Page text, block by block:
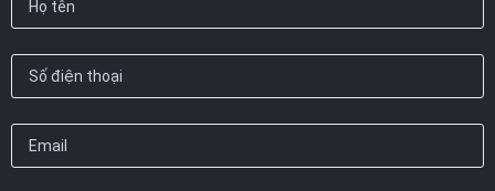
Đỏ Candy:
Kem (Be):Nhẹ nhàng, thanh lịch.
Đen bóng:Mạnh mẽ, cơ bản.